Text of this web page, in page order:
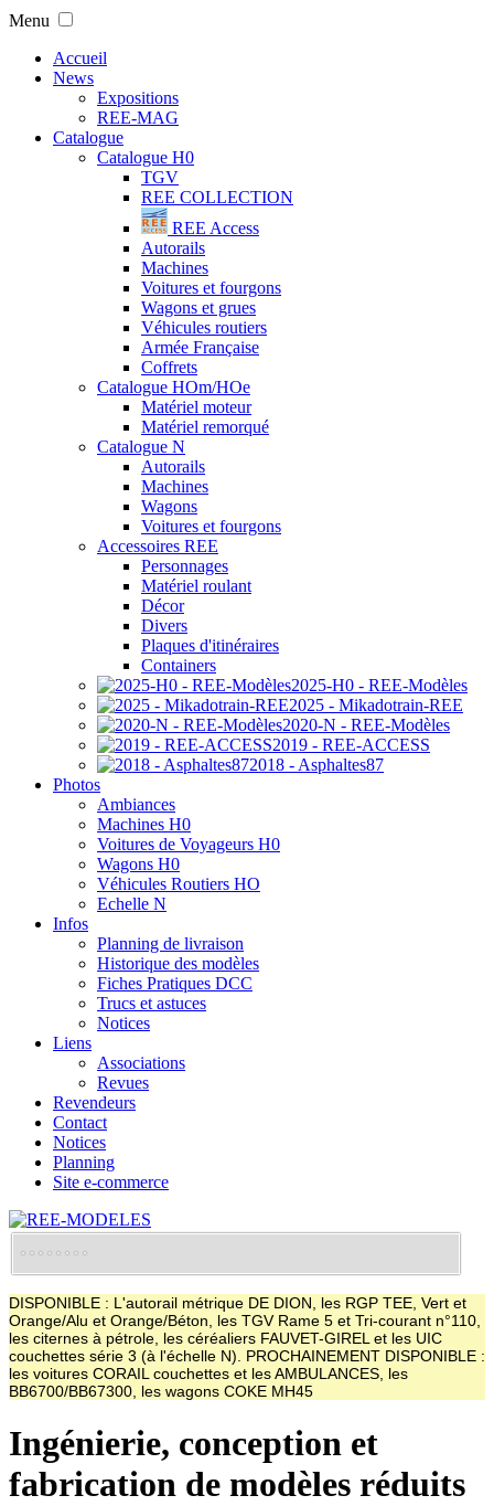
Menu
Accueil
News
Expositions
REE-MAG
Catalogue
Catalogue H0
TGV
REE COLLECTION
REE Access
Autorails
Machines
Voitures et fourgons
Wagons et grues
Véhicules routiers
Armée Française
Coffrets
Catalogue HOm/HOe
Matériel moteur
Matériel remorqué
Catalogue N
Autorails
Machines
Wagons
Voitures et fourgons
Accessoires REE
Personnages
Matériel roulant
Décor
Divers
Plaques d'itinéraires
Containers
2025-H0 - REE-Modèles
2025 - Mikadotrain-REE
2020-N - REE-Modèles
2019 - REE-ACCESS
2018 - Asphaltes87
Photos
Ambiances
Machines H0
Voitures de Voyageurs H0
Wagons H0
Véhicules Routiers HO
Echelle N
Infos
Planning de livraison
Historique des modèles
Fiches Pratiques DCC
Trucs et astuces
Notices
Liens
Associations
Revues
Revendeurs
Contact
Notices
Planning
Site e-commerce
DISPONIBLE : L'autorail métrique DE DION, les RGP TEE, Vert et
Orange/Alu et Orange/Béton, les TGV Rame 5 et Tri-courant n°110,
les citernes à pétrole, les céréaliers FAUVET-GIREL et les UIC
couchettes série 3 (à l'échelle N). PROCHAINEMENT DISPONIBLE :
les voitures CORAIL couchettes et les AMBULANCES, les
BB6700/BB67300, les wagons COKE MH45
Ingénierie, conception et
fabrication de modèles réduits